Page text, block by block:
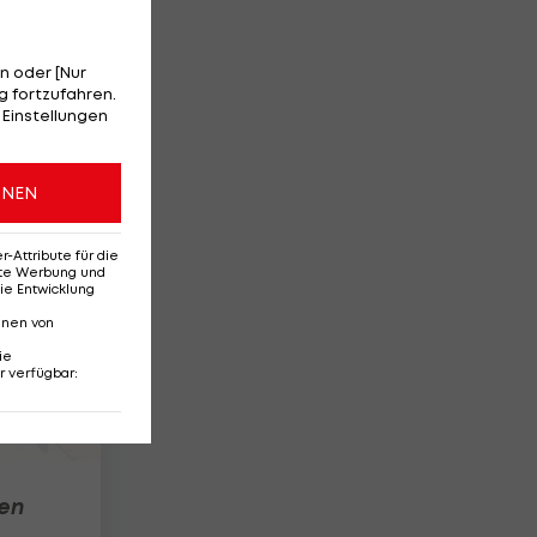
oder [Nur
fortzufahren.
Attribute für die
Werbung und
Entwicklung
von
verfügbar: